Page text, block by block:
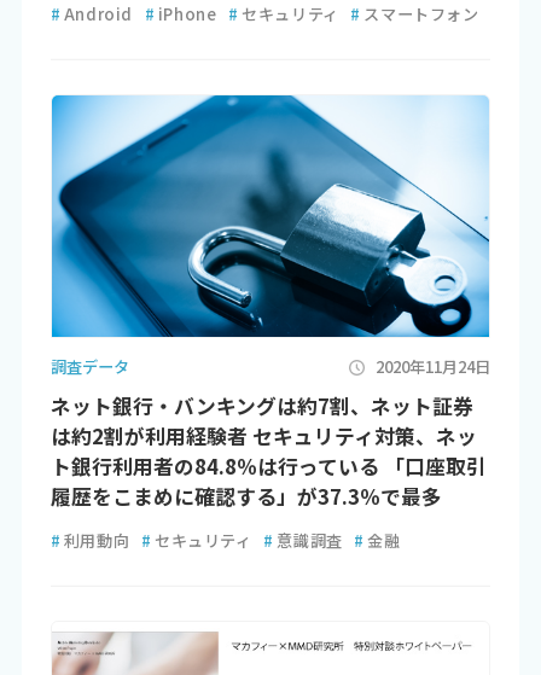
# Android # iPhone # セキュリティ # スマートフォン
調査データ 2020年11月24日
ネット銀行・バンキングは約7割、ネット証券
は約2割が利用経験者 セキュリティ対策、ネッ
ト銀行利用者の84.8％は行っている 「口座取引
履歴をこまめに確認する」が37.3％で最多
# 利用動向 # セキュリティ # 意識調査 # 金融